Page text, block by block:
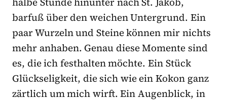
barfuß über den weichen Untergrund. Ein
paar Wurzeln und Steine können mir nichts
mehr anhaben. Genau diese Momente sind
es, die ich festhalten möchte. Ein Stück
Glückseligkeit, die sich wie ein Kokon ganz
zärtlich um mich wirft. Ein Augenblick, in